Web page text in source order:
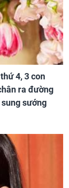
4, 3 con
ra đường
sướng